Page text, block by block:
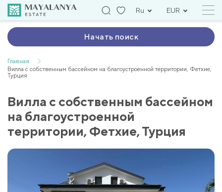
Ru EUR
Начать поиск
Главная
Вилла с собственным бассейном на благоустроенной территории, Фетхие,
Турция
Вилла с собственным бассейном
на благоустроенной
территории, Фетхие, Турция